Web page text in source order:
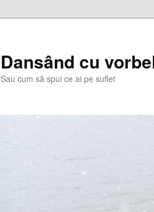
Dansând cu
Sau cum să spui ce ai pe suflet